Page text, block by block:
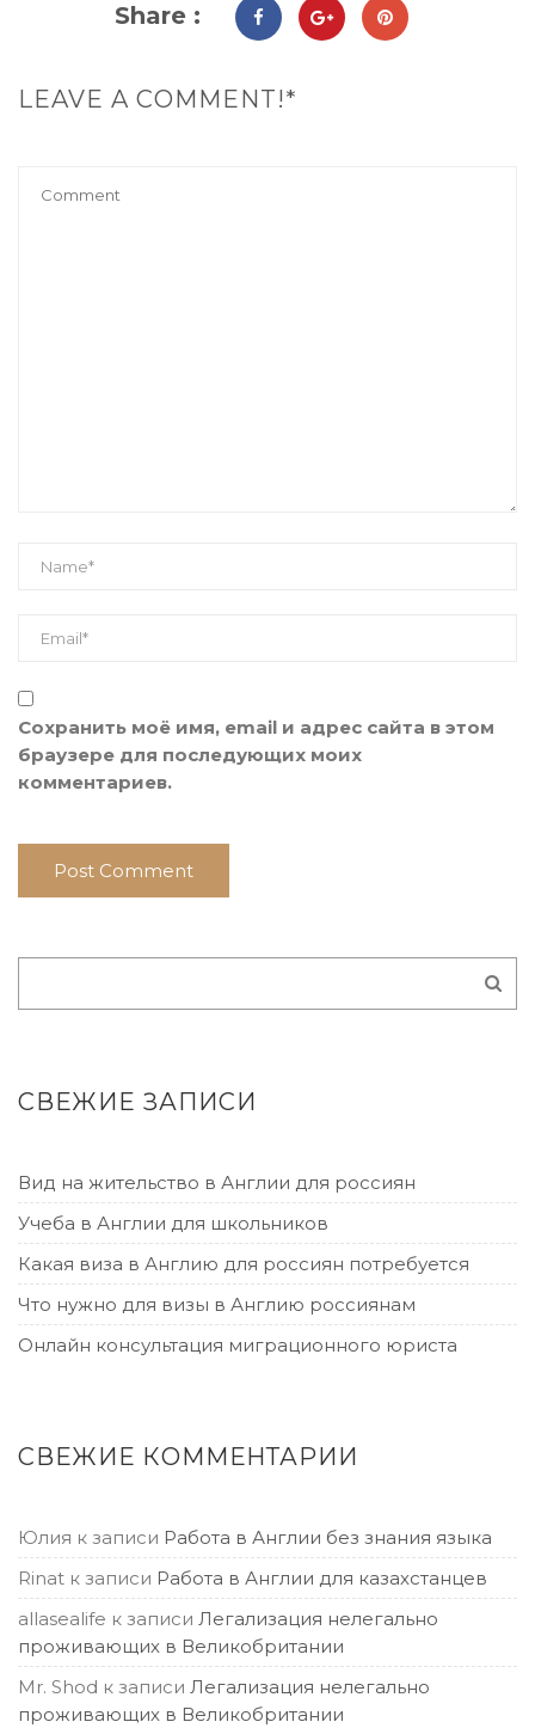
Share :
LEAVE A COMMENT!*
Сохранить моё имя, email и адрес сайта в этом
браузере для последующих моих
комментариев.
СВЕЖИЕ ЗАПИСИ
Вид на жительство в Англии для россиян
Учеба в Англии для школьников
Какая виза в Англию для россиян потребуется
Что нужно для визы в Англию россиянам
Онлайн консультация миграционного юриста
СВЕЖИЕ КОММЕНТАРИИ
Юлия к записи Работа в Англии без знания языка
Rinat к записи Работа в Англии для казахстанцев
allasealife к записи Легализация нелегально
проживающих в Великобритании
Mr. Shod к записи Легализация нелегально
проживающих в Великобритании